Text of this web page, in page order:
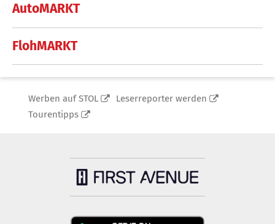
AutoMARKT
FlohMARKT
Werben auf STOL
Leserreporter werden
Tourentipps